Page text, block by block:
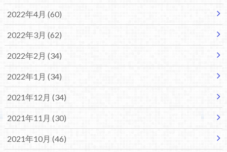
2022年4月 (60)
2022年3月 (62)
2022年2月 (34)
2022年1月 (34)
2021年12月 (34)
2021年11月 (30)
2021年10月 (46)